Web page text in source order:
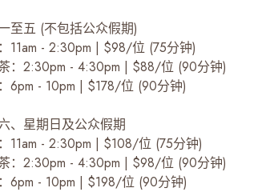
至五 (不包括公众假期)
11am - 2:30pm | $98/位 (75分钟)
：2:30pm - 4:30pm | $88/位 (90分钟)
6pm - 10pm | $178/位 (90分钟)
、星期日及公众假期
11am - 2:30pm | $108/位 (75分钟)
：2:30pm - 4:30pm | $98/位 (90分钟)
6pm - 10pm | $198/位 (90分钟)